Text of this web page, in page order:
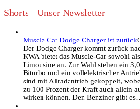
Shorts - Unser Newsletter
Muscle Car Dodge Charger ist zurück
Der Dodge Charger kommt zurück
KWA bietet das Muscle-Car sowohl
Limousine an. Zur Wahl stehen ein
Biturbo und ein vollelektrischer
sind mit Allradantrieb gekoppelt,
zu 100 Prozent der Kraft auch allein
wirken können. Den Benziner gibt